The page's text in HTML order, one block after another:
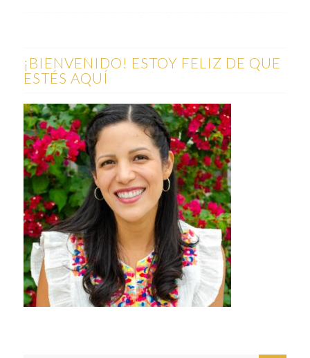
¡BIENVENIDO! ESTOY FELIZ DE QUE
ESTÉS AQUÍ